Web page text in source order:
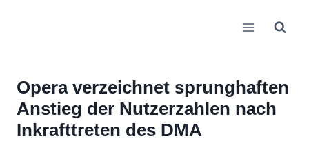
Opera verzeichnet sprunghaften
Anstieg der Nutzerzahlen nach
Inkrafttreten des DMA